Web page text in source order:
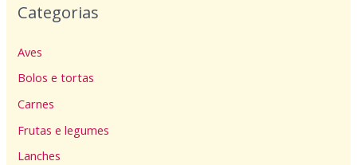
Categorias
Aves
Bolos e tortas
Carnes
Frutas e legumes
Lanches